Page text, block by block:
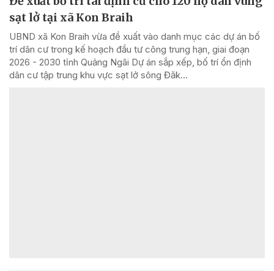
sạt lở tại xã Kon Braih
UBND xã Kon Braih vừa đề xuất vào danh mục các dự án bố
trí dân cư trong kế hoạch đầu tư công trung hạn, giai đoạn
2026 - 2030 tỉnh Quảng Ngãi Dự án sắp xếp, bố trí ổn định
dân cư tập trung khu vực sạt lở sông Đăk...